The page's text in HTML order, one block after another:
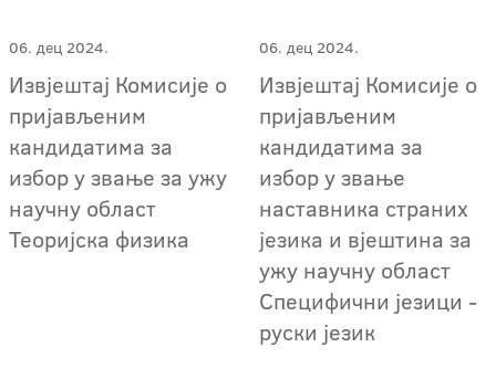
06. дец 2024.
Извјештај Комисије о
пријављеним
кандидатима за
избор у звање за ужу
научну област
Теоријска физика
06. дец 2024.
Извјештај Комисије о
пријављеним
кандидатима за
избор у звање
наставника страних
језика и вјештина за
ужу научну област
Специфични језици -
руски језик